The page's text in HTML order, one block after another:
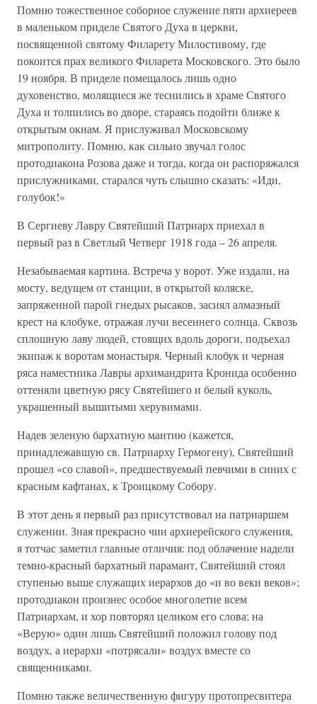
Помню тожественное соборное служение пяти архиереев
в маленьком приделе Святого Духа в церкви,
посвященной святому Филарету Милостивому, где
покоится прах великого Филарета Московского. Это было
19 ноября. В приделе помещалось лишь одно
духовенство, молящиеся же теснились в храме Святого
Духа и толпились во дворе, стараясь подойти ближе к
открытым окнам. Я прислуживал Московскому
митрополиту. Помню, как сильно звучал голос
протодиакона Розова даже и тогда, когда он распоряжался
прислужниками, старался чуть слышно сказать: «Иди,
голубок!»
В Сергиеву Лавру Святейший Патриарх приехал в
первый раз в Светлый Четверг 1918 года – 26 апреля.
Незабываемая картина. Встреча у ворот. Уже издали, на
мосту, ведущем от станции, в открытой коляске,
запряженной парой гнедых рысаков, засиял алмазный
крест на клобуке, отражая лучи весеннего солнца. Сквозь
сплошную лаву людей, стоящих вдоль дороги, подъехал
экипаж к воротам монастыря. Черный клобук и черная
ряса наместника Лавры архимандрита Кронида особенно
оттеняли цветную рясу Святейшего и белый куколь,
украшенный вышитыми херувимами.
Надев зеленую бархатную мантию (кажется,
принадлежавшую св. Патриарху Гермогену), Святейший
прошел «со славой», предшествуемый певчими в синих с
красным кафтанах, к Троицкому Собору.
В этот день я первый раз присутствовал на патриаршем
служении. Зная прекрасно чин архиерейского служения,
я тотчас заметил главные отличия: под облачение надели
темно-красный бархатный парамант, Святейший стоял
ступенью выше служащих иерархов до «и во веки веков»;
протодиакон произнес особое многолетие всем
Патриархам, и хор повторял целиком его слова; на
«Верую» один лишь Святейший положил голову под
воздух, а иерархи «потрясали» воздух вместе со
священниками.
Помню также величественную фигуру протопресвитера